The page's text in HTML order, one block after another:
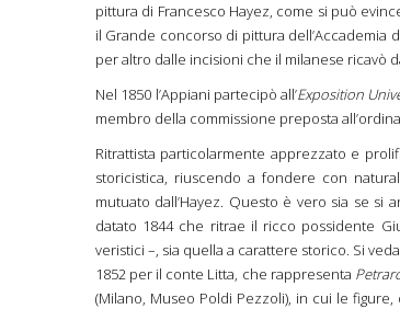
pittura di Francesco Hayez, come si può
il Grande concorso di pittura dell’Accademia
per altro dalle incisioni che il milanese ricavò
Nel 1850 l’Appiani partecipò all’Exposition
membro della commissione preposta
Ritrattista particolarmente apprezzato e
storicistica, riuscendo a fondere con
mutuato dall’Hayez. Questo è vero sia se
datato 1844 che ritrae il ricco possidente
veristici –, sia quella a carattere storico. Si
1852 per il conte Litta, che rappresenta
(Milano, Museo Poldi Pezzoli), in cui le